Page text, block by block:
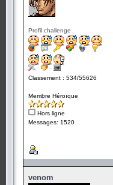
Profil challenge
Classement : 534/55626
Membre Héroïque
Hors ligne
Messages: 1520
venom